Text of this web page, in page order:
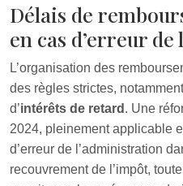
Délais de
en cas d’erreur
L’organisation des
des règles strictes,
d’intérêts de retard . Une
2024, pleinement applicable
d’erreur de l’administration
recouvrement de l’impôt,